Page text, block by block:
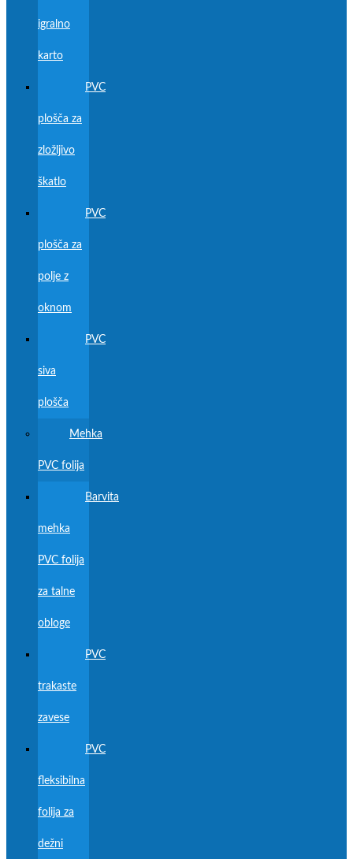
igralno
karto
PVC
plošča za
zložljivo
škatlo
PVC
plošča za
polje z
oknom
PVC
siva
plošča
Mehka
PVC folija
Barvita
mehka
PVC folija
za talne
obloge
PVC
trakaste
zavese
PVC
fleksibilna
folija za
dežni